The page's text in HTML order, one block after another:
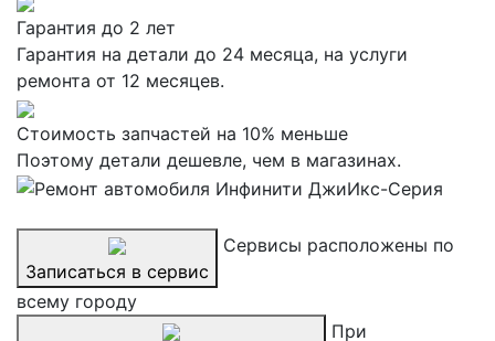
Гарантия до 2 лет
Гарантия на детали до 24 месяца, на услуги
ремонта от 12 месяцев.
Стоимость запчастей на 10% меньше
Поэтому детали дешевле, чем в магазинах.
Записаться в сервис
Сервисы расположены по
всему городу
При